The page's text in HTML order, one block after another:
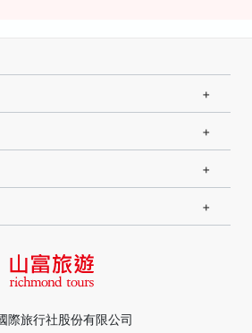
際旅行社股份有限公司